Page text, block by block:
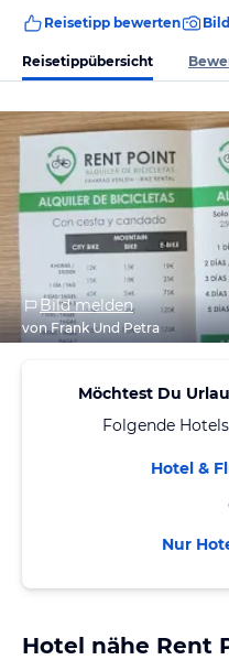
Reisetipp bewerten
Reisetippübersicht
Bild melden
von Frank Und Petra
Möchtest Du
Folgende
Hotel &
Nur
Hotel nähe Rent